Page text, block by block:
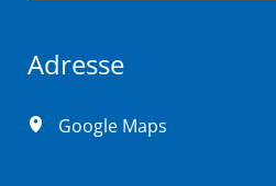
Adresse
Google Maps